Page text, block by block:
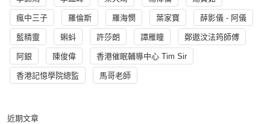
瘋中三子 羅倫斯 羅海憫 葉家寶 薛影儀 - 阿儀
藍精靈 蝌蚪 許莎朗 譚雁瞳 鄭遨汶法筠師傅
阿銀 陳俊偉 香港催眠輔導中心 Tim Sir
香港記憶學院總監 馬哥老師
近期文章